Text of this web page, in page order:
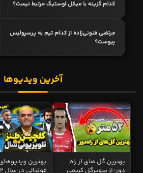
کدام گزینه با میکل لوستیگ مرتبط نیست؟
مرتضی فنونی‌زاده از کدام تیم به پرسپولیس
پیوست؟
آخرین ویدیوها
بهترین گل های از راه
دور؛ از سوپرگل کریمی
بهترین
فوتبالی در سال 1402